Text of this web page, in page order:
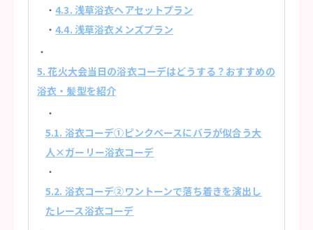
4.3. 浅草浴衣ヘアセットプラン
4.4. 浅草浴衣メンズプラン
5. 花火大会当日の浴衣コーデはどうする？おすすめの
浴衣・髪型を紹介
5.1. 浴衣コーデ①ピンクベースにバラが似合う大
人×ガーリー浴衣コーデ
5.2. 浴衣コーデ②ワントーンで落ち着きを演出し
たレース浴衣コーデ